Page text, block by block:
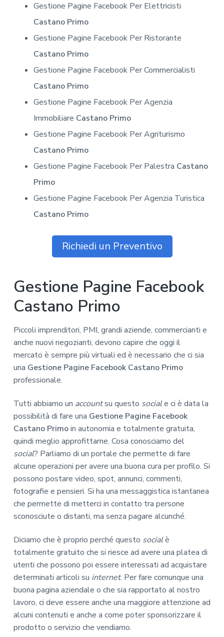
Gestione Pagine Facebook Per Elettricisti
Castano Primo
Gestione Pagine Facebook Per Ristorante
Castano Primo
Gestione Pagine Facebook Per Commercialisti
Castano Primo
Gestione Pagine Facebook Per Agenzia
Immobiliare Castano Primo
Gestione Pagine Facebook Per Agriturismo
Castano Primo
Gestione Pagine Facebook Per Palestra Castano
Primo
Gestione Pagine Facebook Per Agenzia Turistica
Castano Primo
Richiedi un Preventivo
Gestione Pagine Facebook
Castano Primo
Piccoli imprenditori, PMI, grandi aziende, commercianti e
anche nuovi negozianti, devono capire che oggi il
mercato è sempre più virtuali ed è necessario che ci sia
una Gestione Pagine Facebook Castano Primo
professionale.
Tutti abbiamo un accountsu questo sociale ci è data la
possibilità di fare una Gestione Pagine Facebook
Castano Primoin autonomia e totalmente gratuita,
quindi meglio approfittarne. Cosa conosciamo del
social? Parliamo di un portale che permette di fare
alcune operazioni per avere una buona cura per profilo. Si
possono postare video, spot, annunci, commenti,
fotografie e pensieri. Si ha una messaggistica istantanea
che permette di metterci in contatto tra persone
sconosciute o distanti, ma senza pagare alcunché.
Diciamo che è proprio perché questo socialè
totalmente gratuito che si riesce ad avere una platea di
utenti che possono poi essere interessati ad acquistare
determinati articoli su internet. Per fare comunque una
buona pagina aziendale o che sia rapportato al nostro
lavoro, ci deve essere anche una maggiore attenzione ad
alcuni contenuti e anche a come poter sponsorizzare il
prodotto o servizio che vendiamo.